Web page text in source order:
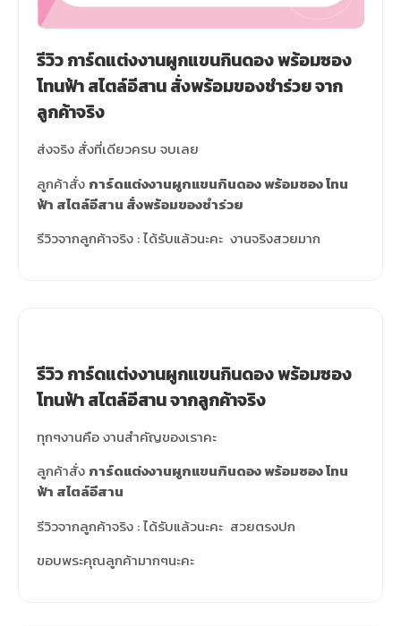
รีวิว การ์ดแต่งงานผูกแขนกินดอง พร้อมซอง
โทนฟ้า สไตล์อีสาน สั่งพร้อมของชำร่วย จาก
ลูกค้าจริง
ส่งจริง สั่งที่เดียวครบ จบเลย
ลูกค้าสั่ง การ์ดแต่งงานผูกแขนกินดอง พร้อมซอง โทน
ฟ้า สไตล์อีสาน สั่งพร้อมของชำร่วย
รีวิวจากลูกค้าจริง : ได้รับแล้วนะคะ งานจริงสวยมาก